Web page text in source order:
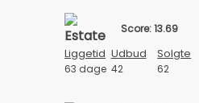
Score: 13.69
Liggetid Udbud Solgte
63 dage 42 62